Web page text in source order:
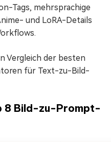
Tags, mehrsprachige
und LoRA-Details
Vergleich der besten
für Text-zu-Bild-
8 Bild-zu-Prompt-